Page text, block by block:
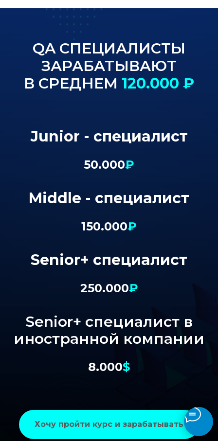
QA СПЕЦИАЛИСТЫ
ЗАРАБАТЫВАЮТ
В СРЕДНЕМ 120.000 ₽
Junior - специалист
50.000₽
Middle - специалист
150.000₽
Senior+ специалист
250.000₽
Senior+ специалист в
иностранной компании
8.000$
Хочу пройти курс и зарабатывать